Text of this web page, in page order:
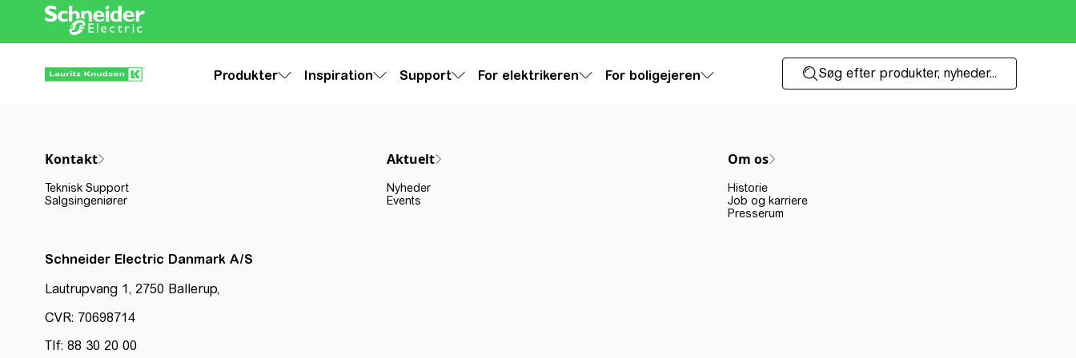
Produkter Inspiration Support For elektrikeren For boligejeren Søg efter produkter, nyheder...
Kontakt
Teknisk Support
Salgsingeniører
Aktuelt
Nyheder
Events
Om os
Historie
Job og karriere
Presserum
Schneider Electric Danmark A/S
Lautrupvang 1, 2750 Ballerup,
CVR: 70698714
Tlf: 88 30 20 00